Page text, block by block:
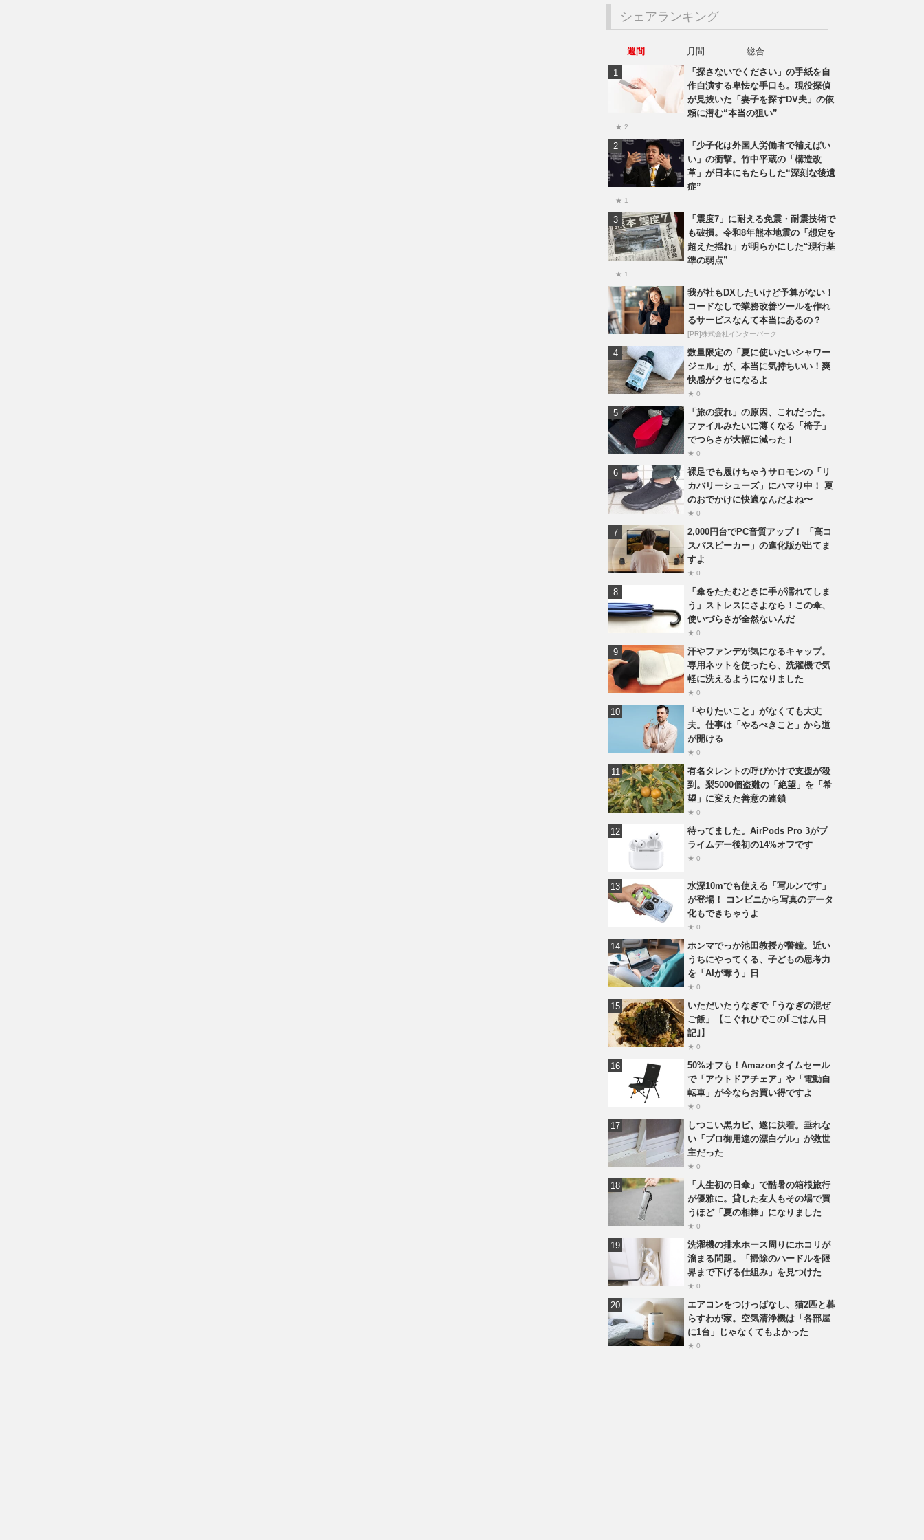
シェアランキング
週間 月間
総合
「探さないでください」の手紙を自
作自演する卑怯な手口も。現役探偵
が見抜いた「妻子を探すDV夫」の依
頼に潜む“本当の狙い”
★ 2
「少子化は外国人労働者で補えばい
い」の衝撃。竹中平蔵の「構造改
革」が日本にもたらした“深刻な後遺
症”
★ 1
「震度7」に耐える免震・耐震技術で
も破損。令和8年熊本地震の「想定を
超えた揺れ」が明らかにした“現行基
準の弱点”
★ 1
我が社もDXしたいけど予算がない！
コードなしで業務改善ツールを作れ
るサービスなんて本当にあるの？
[PR]株式会社インターパーク
数量限定の「夏に使いたいシャワー
ジェル」が、本当に気持ちいい！爽
快感がクセになるよ
★ 0
「旅の疲れ」の原因、これだった。
ファイルみたいに薄くなる「椅子」
でつらさが大幅に減った！
★ 0
裸足でも履けちゃうサロモンの「リ
カバリーシューズ」にハマり中！ 夏
のおでかけに快適なんだよね〜
★ 0
2,000円台でPC音質アップ！ 「高コ
スパスピーカー」の進化版が出てま
すよ
★ 0
「傘をたたむときに手が濡れてしま
う」ストレスにさよなら！この傘、
使いづらさが全然ないんだ
★ 0
汗やファンデが気になるキャップ。
専用ネットを使ったら、洗濯機で気
軽に洗えるようになりました
★ 0
「やりたいこと」がなくても大丈
夫。仕事は「やるべきこと」から道
が開ける
★ 0
有名タレントの呼びかけで支援が殺
到。梨5000個盗難の「絶望」を「希
望」に変えた善意の連鎖
★ 0
待ってました。AirPods Pro 3がプ
ライムデー後初の14%オフです
★ 0
水深10mでも使える「写ルンです」
が登場！ コンビニから写真のデータ
化もできちゃうよ
★ 0
ホンマでっか池田教授が警鐘。近い
うちにやってくる、子どもの思考力
を「AIが奪う」日
★ 0
いただいたうなぎで「うなぎの混ぜ
ご飯」【こぐれひでこの｢ごはん日
記｣】
★ 0
50%オフも！Amazonタイムセール
で「アウトドアチェア」や「電動自
転車」が今ならお買い得ですよ
★ 0
しつこい黒カビ、遂に決着。垂れな
い「プロ御用達の漂白ゲル」が救世
主だった
★ 0
「人生初の日傘」で酷暑の箱根旅行
が優雅に。貸した友人もその場で買
うほど「夏の相棒」になりました
★ 0
洗濯機の排水ホース周りにホコリが
溜まる問題。「掃除のハードルを限
界まで下げる仕組み」を見つけた
★ 0
エアコンをつけっぱなし、猫2匹と暮
らすわが家。空気清浄機は「各部屋
に1台」じゃなくてもよかった
★ 0